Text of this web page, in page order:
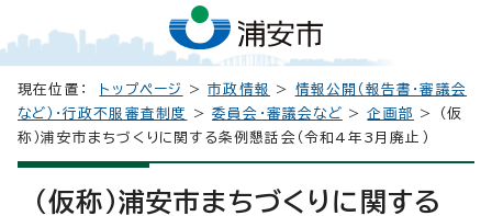
現在位置： トップページ >市政情報 > 情報公開（報告書・審議会
など）・行政不服審査制度
>委員会・審議会など >企画部
> （仮
称）浦安市まちづくりに関する条例懇話会（令和4年3月廃止）
（仮称）浦安市まちづくりに関する